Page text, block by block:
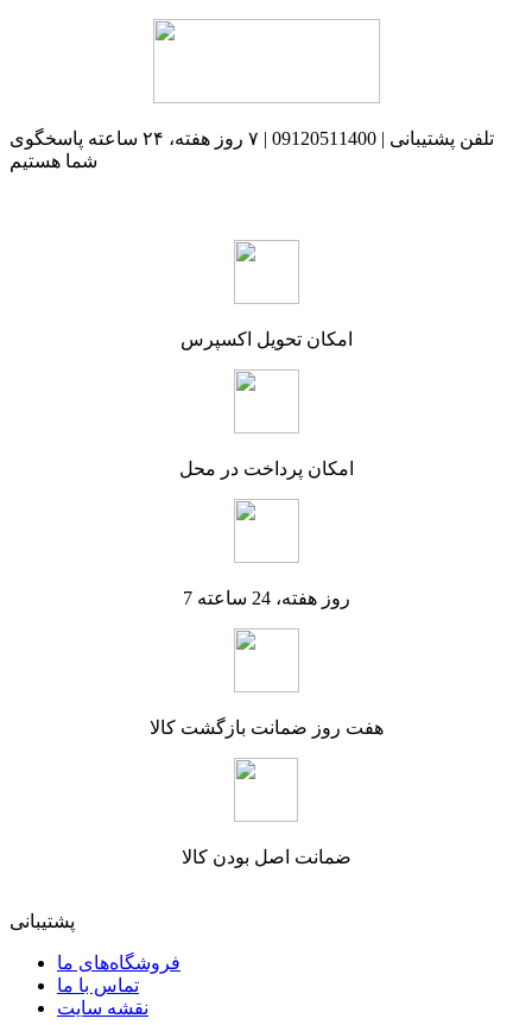
تلفن پشتیبانی | 09120511400 | ۷ روز هفته، ۲۴ ساعته پاسخگوی
شما هستیم
امکان تحویل اکسپرس
امکان پرداخت در محل
7 روز هفته، 24 ساعته
هفت روز ضمانت بازگشت کالا
ضمانت اصل بودن کالا
پشتیبانی
فروشگاه‌های ما
تماس با ما
نقشه سایت